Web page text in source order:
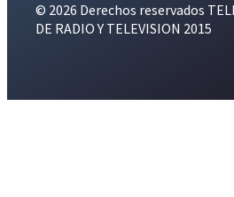
© 2026 Derechos reservados
DE RADIO Y TELEVISION 2015